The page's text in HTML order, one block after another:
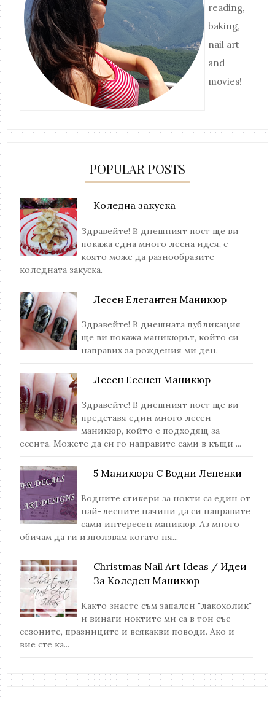
reading,
baking,
nail art
and
movies!
POPULAR POSTS
Коледна закуска
Здравейте! В днешният пост ще ви
покажа една много лесна идея, с
която може да разнообразите
коледната закуска.
Лесен Елегантен Маникюр
Здравейте! В днешната публикация
ще ви покажа маникюрът, който си
направих за рождения ми ден.
Лесен Есенен Маникюр
Здравейте! В днешният пост ще ви
представя един много лесен
маникюр, който е подходящ за
есента. Можете да си го направите сами в къщи ...
5 Маникюра С Водни Лепенки
Водните стикери за нокти са един от
най-лесните начини да си направите
сами интересен маникюр. Аз много
обичам да ги използвам когато ня...
Christmas Nail Art Ideas / Идеи
За Коледен Маникюр
Както знаете съм запален "лакохолик"
и винаги ноктите ми са в тон със
сезоните, празниците и всякакви поводи. Ако и
вие сте ка...